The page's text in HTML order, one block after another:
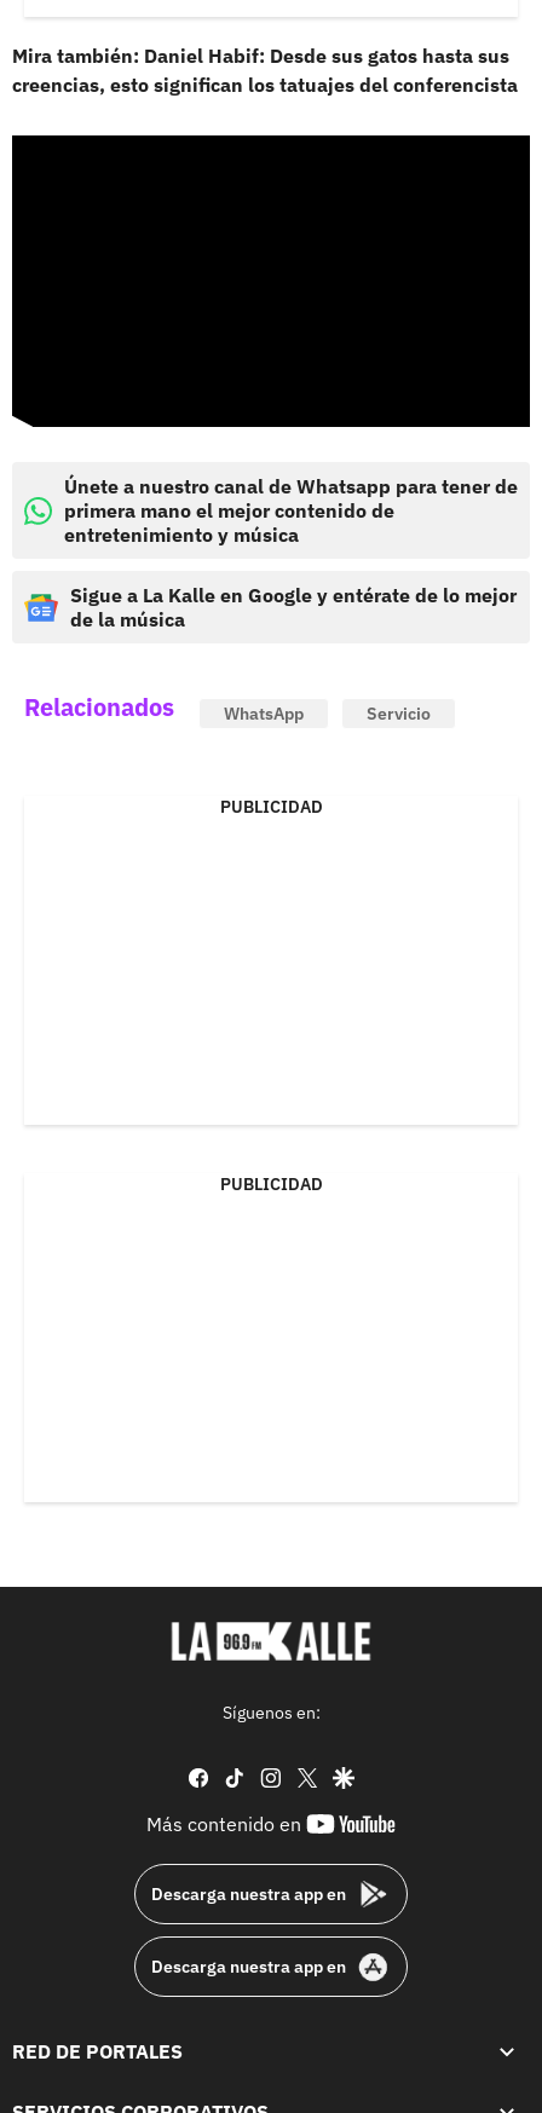
Mira también: Daniel Habif: Desde sus gatos hasta sus
creencias, esto significan los tatuajes del conferencista
Únete a nuestro canal de Whatsapp para tener de
primera mano el mejor contenido de
entretenimiento y música
Sigue a La Kalle en Google y entérate de lo mejor
de la música
Relacionados WhatsApp Servicio
PUBLICIDAD
PUBLICIDAD
Síguenos en:
facebook
tiktok instagram
twittergoogle
Más contenido en
youtube-
Descarga nuestra app en
Descarga nuestra app en
RED DE PORTALES